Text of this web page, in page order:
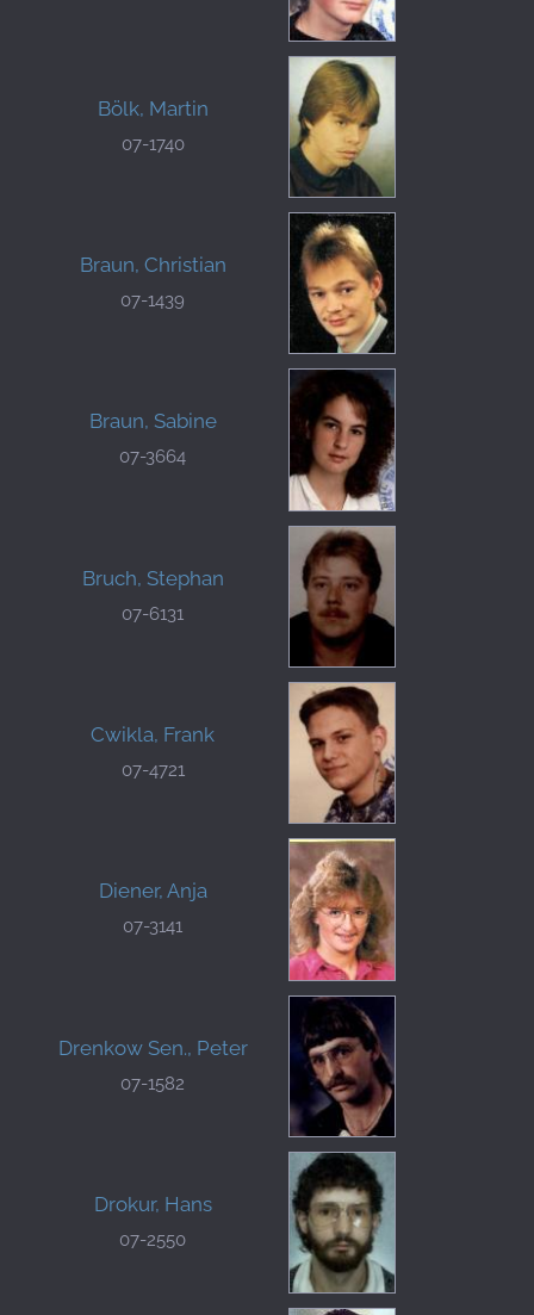
Bölk, Martin
07-1740
Braun, Christian
07-1439
Braun, Sabine
07-3664
Bruch, Stephan
07-6131
Cwikla, Frank
07-4721
Diener, Anja
07-3141
Drenkow Sen., Peter
07-1582
Drokur, Hans
07-2550